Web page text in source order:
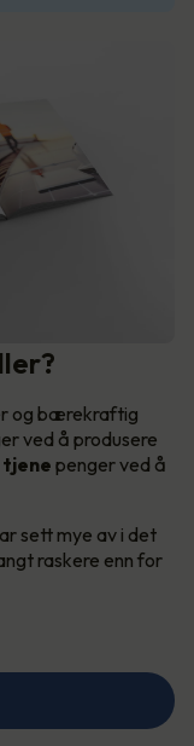
og bærekraftig
ved å produsere
tjene penger ved å
sett mye av i det
raskere enn for